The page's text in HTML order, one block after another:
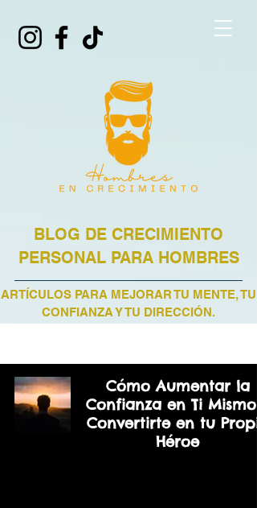
BLOG DE CRECIMIENTO
PERSONAL PARA HOMBRES
ARTÍCULOS PARA MEJORAR TU MENTE, TU
CONFIANZA Y TU DIRECCIÓN.
Cómo Aumentar la
Confianza en Ti Mismo
Convertirte en tu
Héroe